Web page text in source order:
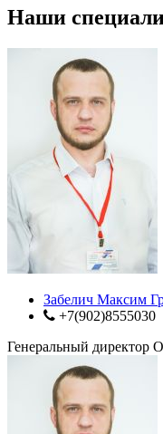
Наши
Забелич Максим
+7(902)8555030
Генеральный